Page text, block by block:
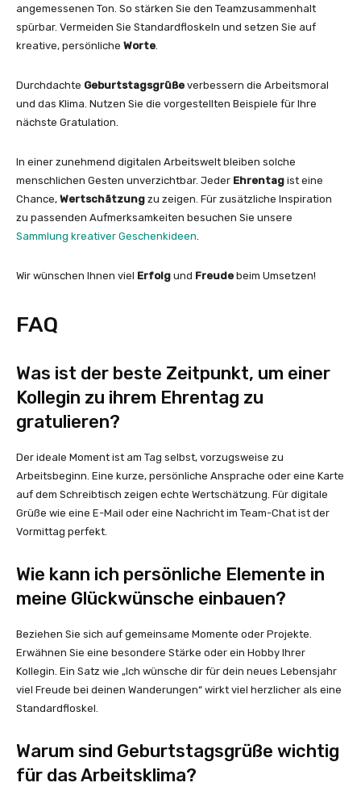
angemessenen Ton. So stärken Sie den Teamzusammenhalt
spürbar. Vermeiden Sie Standardfloskeln und setzen Sie auf
kreative, persönliche Worte
Durchdachte Geburtstagsgrüße verbessern die Arbeitsmoral
und das Klima. Nutzen Sie die vorgestellten Beispiele für Ihre
nächste Gratulation.
In einer zunehmend digitalen Arbeitswelt bleiben solche
menschlichen Gesten unverzichtbar. Jeder Ehrentag ist eine
Chance, Wertschätzung zu zeigen. Für zusätzliche Inspiration
zu passenden Aufmerksamkeiten besuchen Sie unsere
Sammlung kreativer Geschenkideen
Wir wünschen Ihnen viel Erfolg und Freude beim Umsetzen!
FAQ
Was ist der beste Zeitpunkt, um einer
Kollegin zu ihrem Ehrentag zu
gratulieren?
Der ideale Moment ist am Tag selbst, vorzugsweise zu
Arbeitsbeginn. Eine kurze, persönliche Ansprache oder eine Karte
auf dem Schreibtisch zeigen echte Wertschätzung. Für digitale
Grüße wie eine E-Mail oder eine Nachricht im Team-Chat ist der
Vormittag perfekt.
Wie kann ich persönliche Elemente in
meine Glückwünsche einbauen?
Beziehen Sie sich auf gemeinsame Momente oder Projekte.
Erwähnen Sie eine besondere Stärke oder ein Hobby Ihrer
Kollegin. Ein Satz wie „Ich wünsche dir für dein neues Lebensjahr
viel Freude bei deinen Wanderungen“ wirkt viel herzlicher als eine
Standardfloskel.
Warum sind Geburtstagsgrüße wichtig
für das Arbeitsklima?